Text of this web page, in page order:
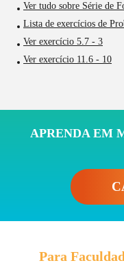
Ver tudo sobre Série de
Lista de exercícios de
Ver exercício 5.7 - 3
Ver exercício 11.6 - 10
APRENDA EM
Para